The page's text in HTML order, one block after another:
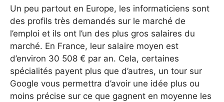
Un peu partout en Europe, les informaticiens sont
des profils très demandés sur le marché de
l’emploi et ils ont l’un des plus gros salaires du
marché. En France, leur salaire moyen est
d’environ 30 508 € par an. Cela, certaines
spécialités payent plus que d’autres, un tour sur
Google vous permettra d’avoir une idée plus ou
moins précise sur ce que gagnent en moyenne les